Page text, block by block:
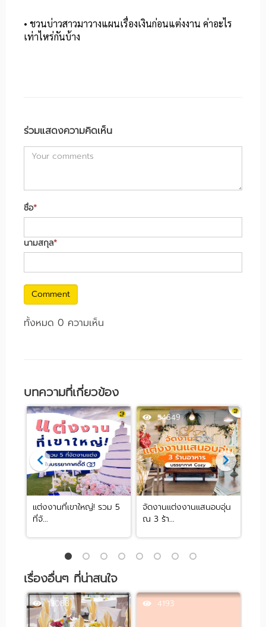
• ชวนบ่าวสาวมาวางแผนเรื่องเงินก่อนแต่งงาน ค่าอะไร
เท่าไหร่กันบ้าง
ร่วมแสดงความคิดเห็น
ชื่อ*
นามสกุล*
Comment
ทั้งหมด 0 ความเห็น
บทความที่เกี่ยวข้อง
63904
แต่งงานที่เขาใหญ่! รวม 5
ที่จั...
54649
จัดงานแต่งงานแสนอบอุ่น
ณ 3 ร้า...
เรื่องอื่นๆ ที่น่าสนใจ
13088 4193